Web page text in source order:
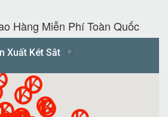
Hàng Miễn Phí Toàn Quốc